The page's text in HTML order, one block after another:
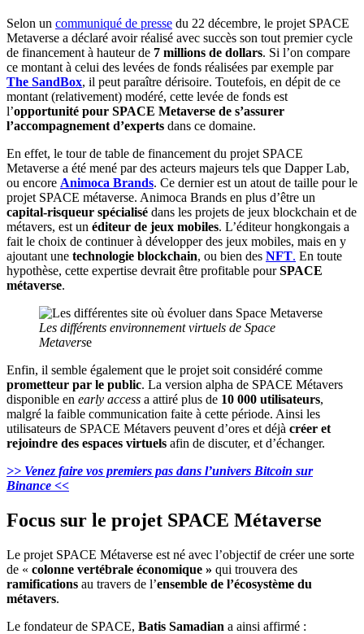
Selon un communiqué de presse du 22 décembre, le projet SPACE
Metaverse a déclaré avoir réalisé avec succès son tout premier cycle
de financement à hauteur de 7 millions de dollars. Si l’on compare
ce montant à celui des levées de fonds réalisées par exemple par
The SandBox, il peut paraître dérisoire. Toutefois, en dépit de ce
montant (relativement) modéré, cette levée de fonds est
l’opportunité pour SPACE Metaverse de s’assurer
l’accompagnement d’experts dans ce domaine.
En effet, le tour de table de financement du projet SPACE
Metaverse a été mené par des acteurs majeurs tels que Dapper Lab,
ou encore Animoca Brands. Ce dernier est un atout de taille pour le
projet SPACE métaverse. Animoca Brands en plus d’être un
capital-risqueur spécialisé dans les projets de jeux blockchain et de
métavers, est un éditeur de jeux mobiles. L’éditeur hongkongais a
fait le choix de continuer à développer des jeux mobiles, mais en y
ajoutant une technologie blockchain, ou bien des NFT. En toute
hypothèse, cette expertise devrait être profitable pourSPACE
métaverse.
Les différents environnement virtuels de Space
Metaverse
Enfin, il semble également que le projet soit considéré comme
prometteur par le public. La version alpha de SPACE Métavers
disponible en early access a attiré plus de 10 000 utilisateurs,
malgré la faible communication faite à cette période. Ainsi les
utilisateurs de SPACE Métavers peuvent d’ores et déjà créer et
rejoindre des espaces virtuels afin de discuter, et d’échanger.
>> Venez faire vos premiers pas dans l’univers Bitcoin sur
Binance <<
Focus sur le projet SPACE Métaverse
Le projet SPACE Métaverse est né avec l’objectif de créer une sorte
de « colonne vertébrale économique » qui trouvera des
ramifications au travers de l’ensemble de l’écosystème du
métavers.
Le fondateur de SPACE, Batis Samadian a ainsi affirmé :